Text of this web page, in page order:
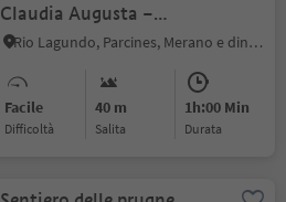
Claudia Augusta –
escursione circolare a
Rablà (sentiero Terrainkur
n° 7)
Rio Lagundo, Parcines, Merano e dintorni
Facile
Difficoltà
40 m
Salita
1h:00 Min
durata